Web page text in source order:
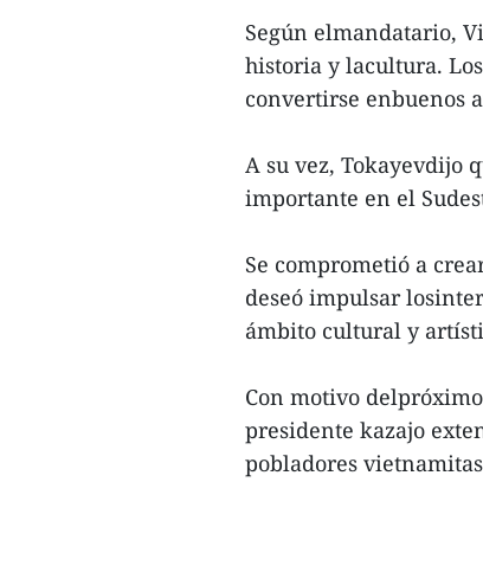
Según elmandatario,
historia y lacultura.
convertirse enbuenos
A su vez, Tokayevdijo
importante en el
Se comprometió a
deseó impulsar
ámbito cultural y
Con motivo
presidente kazajo
pobladores